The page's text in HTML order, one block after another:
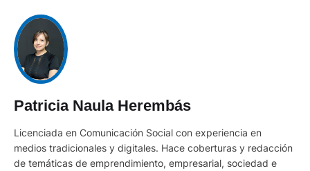
Patricia Naula Herembás
Licenciada en Comunicación Social con experiencia en
medios tradicionales y digitales. Hace coberturas y redacción
de temáticas de emprendimiento, empresarial, sociedad e